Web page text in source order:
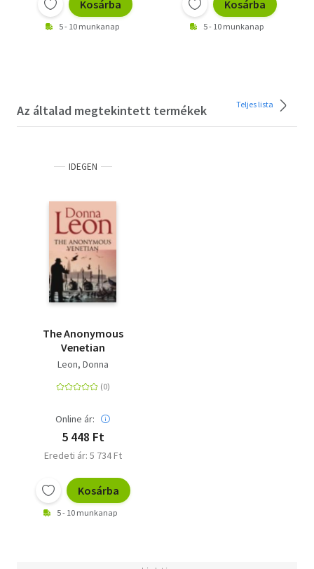
Kosárba
5 - 10 munkanap
Kosárba
5 - 10 munkanap
Az általad megtekintett termékek Teljes lista
IDEGEN
The Anonymous
Venetian
Leon, Donna
Online ár:
5 448 Ft
Eredeti ár: 5 734 Ft
Kosárba
5 - 10 munkanap